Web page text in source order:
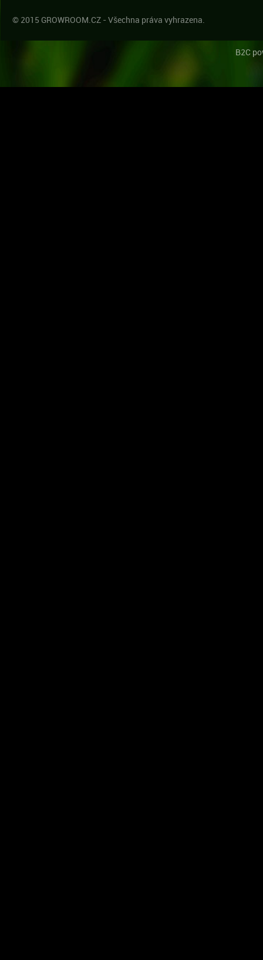
© 2015 GROWROOM.CZ - Všechna práva vyhrazena.
B2C